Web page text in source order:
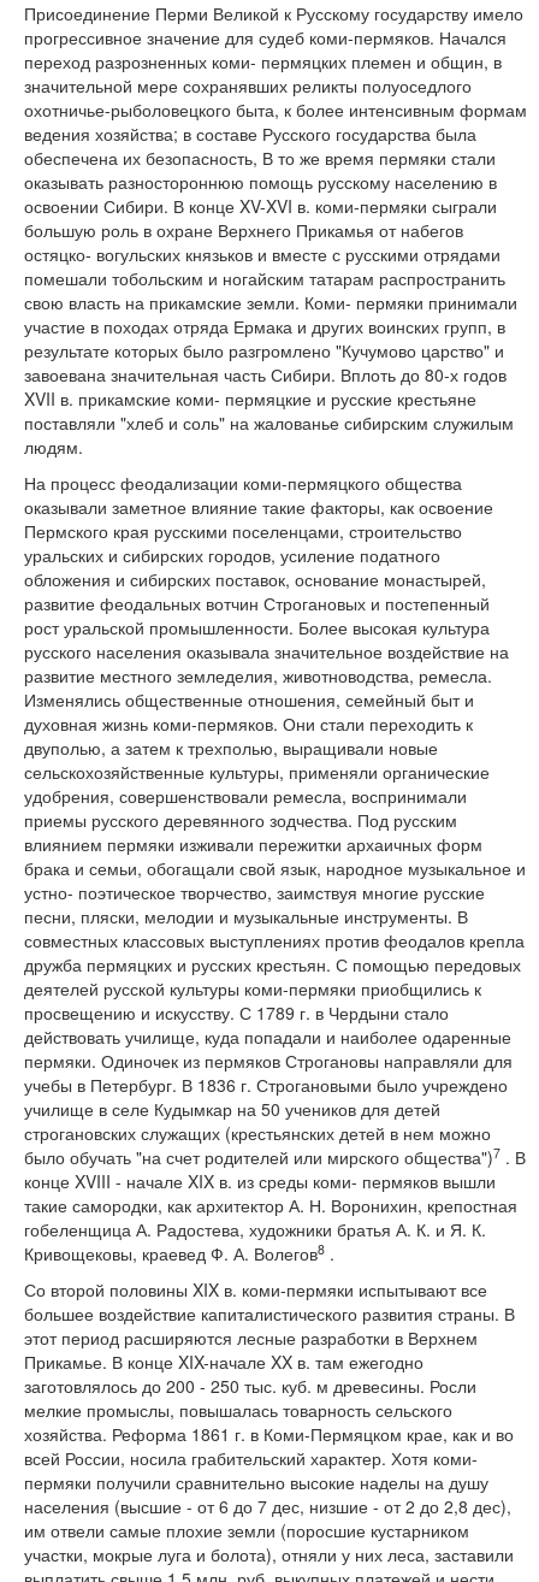
Присоединение Перми Великой к Русскому государству имело
прогрессивное значение для судеб коми-пермяков. Начался
переход разрозненных коми- пермяцких племен и общин, в
значительной мере сохранявших реликты полуоседлого
охотничье-рыболовецкого быта, к более интенсивным формам
ведения хозяйства; в составе Русского государства была
обеспечена их безопасность, В то же время пермяки стали
оказывать разностороннюю помощь русскому населению в
освоении Сибири. В конце XV-XVI в. коми-пермяки сыграли
большую роль в охране Верхнего Прикамья от набегов
остяцко- вогульских князьков и вместе с русскими отрядами
помешали тобольским и ногайским татарам распространить
свою власть на прикамские земли. Коми- пермяки принимали
участие в походах отряда Ермака и других воинских групп, в
результате которых было разгромлено "Кучумово царство" и
завоевана значительная часть Сибири. Вплоть до 80-х годов
XVII в. прикамские коми- пермяцкие и русские крестьяне
поставляли "хлеб и соль" на жалованье сибирским служилым
людям.
На процесс феодализации коми-пермяцкого общества
оказывали заметное влияние такие факторы, как освоение
Пермского края русскими поселенцами, строительство
уральских и сибирских городов, усиление податного
обложения и сибирских поставок, основание монастырей,
развитие феодальных вотчин Строгановых и постепенный
рост уральской промышленности. Более высокая культура
русского населения оказывала значительное воздействие на
развитие местного земледелия, животноводства, ремесла.
Изменялись общественные отношения, семейный быт и
духовная жизнь коми-пермяков. Они стали переходить к
двуполью, а затем к трехполью, выращивали новые
сельскохозяйственные культуры, применяли органические
удобрения, совершенствовали ремесла, воспринимали
приемы русского деревянного зодчества. Под русским
влиянием пермяки изживали пережитки архаичных форм
брака и семьи, обогащали свой язык, народное музыкальное и
устно- поэтическое творчество, заимствуя многие русские
песни, пляски, мелодии и музыкальные инструменты. В
совместных классовых выступлениях против феодалов крепла
дружба пермяцких и русских крестьян. С помощью передовых
деятелей русской культуры коми-пермяки приобщились к
просвещению и искусству. С 1789 г. в Чердыни стало
действовать училище, куда попадали и наиболее одаренные
пермяки. Одиночек из пермяков Строгановы направляли для
учебы в Петербург. В 1836 г. Строгановыми было учреждено
училище в селе Кудымкар на 50 учеников для детей
строгановских служащих (крестьянских детей в нем можно
было обучать "на счет родителей или мирского общества")7 . В
конце XVIII - начале XIX в. из среды коми- пермяков вышли
такие самородки, как архитектор А. Н. Воронихин, крепостная
гобеленщица А. Радостева, художники братья А. К. и Я. К.
Кривощековы, краевед Ф. А. Волегов8 .
Со второй половины XIX в. коми-пермяки испытывают все
большее воздействие капиталистического развития страны. В
этот период расширяются лесные разработки в Верхнем
Прикамье. В конце XIX-начале XX в. там ежегодно
заготовлялось до 200 - 250 тыс. куб. м древесины. Росли
мелкие промыслы, повышалась товарность сельского
хозяйства. Реформа 1861 г. в Коми-Пермяцком крае, как и во
всей России, носила грабительский характер. Хотя коми-
пермяки получили сравнительно высокие наделы на душу
населения (высшие - от 6 до 7 дес, низшие - от 2 до 2,8 дес),
им отвели самые плохие земли (поросшие кустарником
участки, мокрые луга и болота), отняли у них леса, заставили